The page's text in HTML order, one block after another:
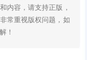
内容，请支持正版，
常重视版权问题，如
！